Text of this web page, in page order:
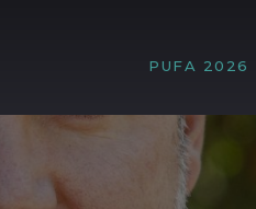
PUFA 2026